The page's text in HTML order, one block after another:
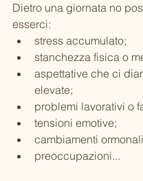
Dietro una giornata no
esserci:
stress accumulato;
stanchezza fisica o
aspettative che ci
elevate;
problemi lavorativi o
tensioni emotive;
cambiamenti
preoccupazioni...